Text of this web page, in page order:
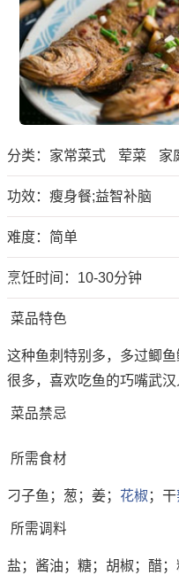
分类： 家常菜式 荤菜 家
功效：瘦身餐;益智补脑
难度：简单
烹饪时间：10-30分钟
菜品特色
这种鱼刺特别多，多过鲫
很多，喜欢吃鱼的巧嘴武
菜品禁忌
所需食材
刁子鱼；葱；姜； 花椒 ；干
所需调料
盐；酱油；糖；胡椒；醋；